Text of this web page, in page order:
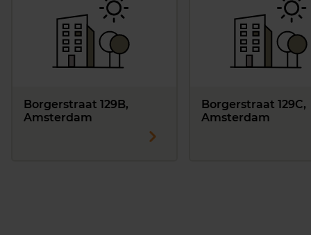
Borgerstraat 129B,
Amsterdam
Borgerstraat 129C,
Amsterdam